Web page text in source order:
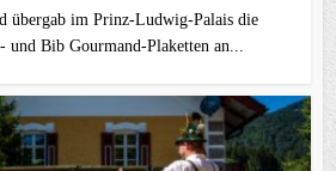
übergab im Prinz-Ludwig-Palais die
und Bib Gourmand-Plaketten an...